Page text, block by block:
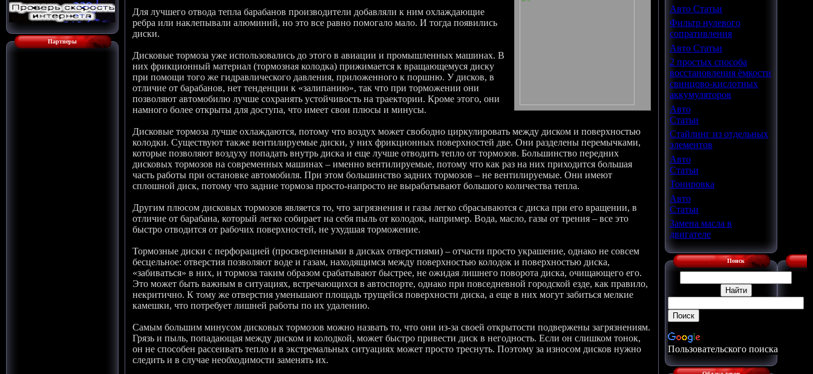
Партнеры
Для лучшего отвода тепла барабанов производители добавляли к ним охлаждающие
ребра или наклепывали алюминий, но это все равно помогало мало. И тогда появились
диски.
Дисковые тормоза уже использовались до этого в авиации и промышленных машинах. В
них фрикционный материал (тормозная колодка) прижимается к вращающемуся диску
при помощи того же гидравлического давления, приложенного к поршню. У дисков, в
отличие от барабанов, нет тенденции к «залипанию», так что при торможении они
позволяют автомобилю лучше сохранять устойчивость на траектории. Кроме этого, они
намного более открыты для доступа, что имеет свои плюсы и минусы.
Дисковые тормоза лучше охлаждаются, потому что воздух может свободно циркулировать между диском и поверхностью
колодки. Существуют также вентилируемые диски, у них фрикционных поверхностей две. Они разделены перемычками,
которые позволяют воздуху попадать внутрь диска и еще лучше отводить тепло от тормозов. Большинство передних
дисковых тормозов на современных машинах – именно вентилируемые, потому что как раз на них приходится большая
часть работы при остановке автомобиля. При этом большинство задних тормозов – не вентилируемые. Они имеют
сплошной диск, потому что задние тормоза просто-напросто не вырабатывают большого количества тепла.
Другим плюсом дисковых тормозов является то, что загрязнения и газы легко сбрасываются с диска при его вращении, в
отличие от барабана, который легко собирает на себя пыль от колодок, например. Вода, масло, газы от трения – все это
быстро отводится от рабочих поверхностей, не ухудшая торможение.
Тормозные диски с перфорацией (просверленными в дисках отверстиями) – отчасти просто украшение, однако не совсем
бесцельное: отверстия позволяют воде и газам, находящимся между поверхностью колодок и поверхностью диска,
«забиваться» в них, и тормоза таким образом срабатывают быстрее, не ожидая лишнего поворота диска, очищающего его.
Это может быть важным в ситуациях, встречающихся в автоспорте, однако при повседневной городской езде, как правило,
некритично. К тому же отверстия уменьшают площадь трущейся поверхности диска, а еще в них могут забиться мелкие
камешки, что потребует лишней работы по их удалению.
Самым большим минусом дисковых тормозов можно назвать то, что они из-за своей открытости подвержены загрязнениям.
Грязь и пыль, попадающая между диском и колодкой, может быстро привести диск в негодность. Если он слишком тонок,
он не способен рассеивать тепло и в экстремальных ситуациях может просто треснуть. Поэтому за износом дисков нужно
следить и в случае необходимости заменять их.
Авто Статьи
Фильтр нулевого
сопративления
Авто Статьи
2 простых способа
восстановления ёмкости
свинцово-кислотных
аккумуляторов
Авто
Статьи
Стайлинг из отдельных
элементов
Авто
Статьи
Тонировка
Авто
Статьи
Замена масла в
двигателе
Поиск
Пользовательского поиска